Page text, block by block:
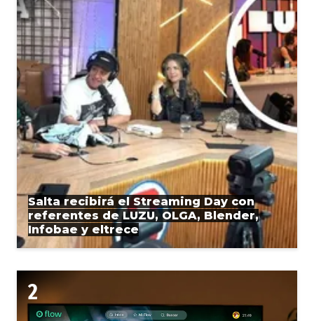
Salta recibirá el Streaming Day con
referentes de LUZU, OLGA, Blender,
Infobae y eltrece